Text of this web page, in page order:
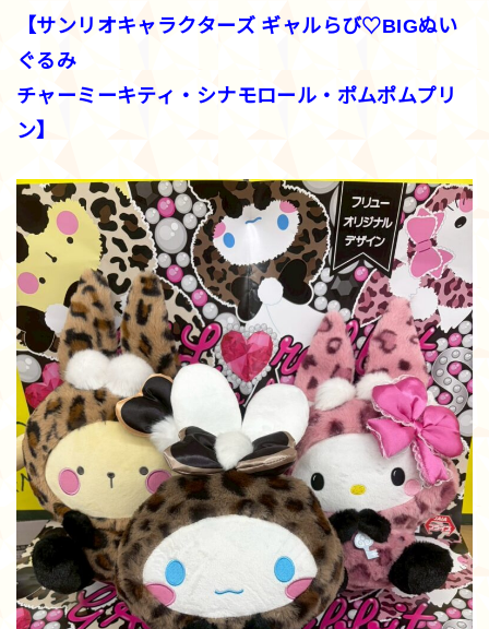
【サンリオキャラクターズ ギャルらび♡BIGぬい
ぐるみ
チャーミーキティ・シナモロール・ポムポムプリ
ン】